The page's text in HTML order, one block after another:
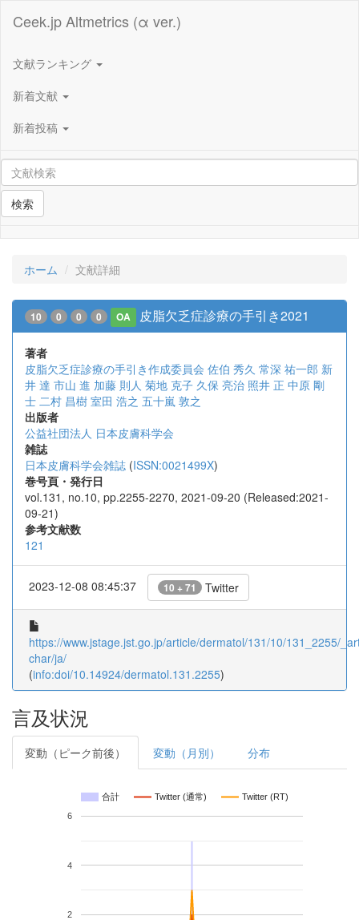
Ceek.jp Altmetrics (α ver.)
文献ランキング
新着文献
新着投稿
検索
ホーム 文献詳細
10 0 0 0 OA 皮脂欠乏症診療の手引き2021
著者
皮脂欠乏症診療の手引き作成委員会 佐伯 秀久 常深 祐一郎 新
井 達 市山 進 加藤 則人 菊地 克子 久保 亮治 照井 正 中原 剛
士 二村 昌樹 室田 浩之 五十嵐 敦之
出版者
公益社団法人 日本皮膚科学会
雑誌
日本皮膚科学会雑誌 (ISSN:0021499X)
巻号頁・発行日
vol.131, no.10, pp.2255-2270, 2021-09-20 (Released:2021-
09-21)
参考文献数
121
2023-12-08 08:45:37 10 + 71 Twitter
https://www.jstage.jst.go.jp/article/dermatol/131/10/131_2255/
char/ja/
(info:doi/10.14924/dermatol.131.2255)
言及状況
変動（ピーク前後） 変動（月別） 分布
合計 Twitter (通常) Twitter (RT)
2
4
6